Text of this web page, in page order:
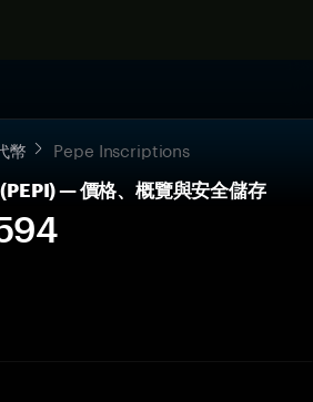
幣 Pepe Inscriptions
— 價格、概覽與安全儲存